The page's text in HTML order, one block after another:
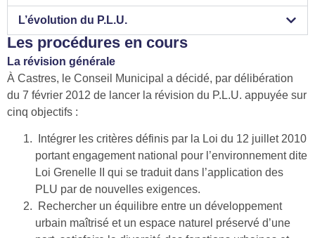
L’évolution du P.L.U.
Les procédures en cours
La révision générale
À Castres, le Conseil Municipal a décidé, par délibération
du 7 février 2012 de lancer la révision du P.L.U. appuyée sur
cinq objectifs :
Intégrer les critères définis par la Loi du 12 juillet 2010
portant engagement national pour l’environnement dite
Loi Grenelle II qui se traduit dans l’application des
PLU par de nouvelles exigences.
Rechercher un équilibre entre un développement
urbain maîtrisé et un espace naturel préservé d’une